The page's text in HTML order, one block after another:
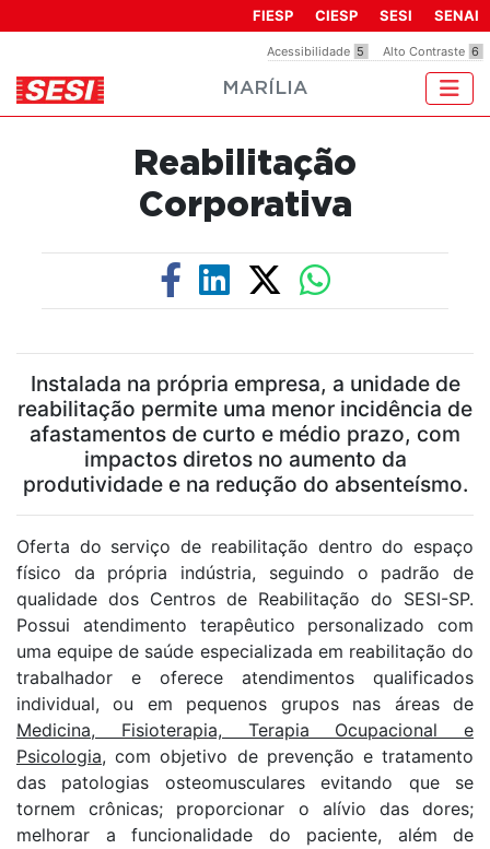
inclui
um
Acessibilidade 5 Alto Contraste 6
FIESP CIESP SESI SENAI
MARÍLIA
Reabilitação
Corporativa
Instalada na própria empresa, a unidade de
reabilitação permite uma menor incidência de
afastamentos de curto e médio prazo, com
impactos diretos no aumento da
produtividade e na redução do absenteísmo.
Oferta do serviço de reabilitação dentro do espaço
físico da própria indústria, seguindo o padrão de
qualidade dos Centros de Reabilitação do SESI-SP.
Possui atendimento terapêutico personalizado com
uma equipe de saúde especializada em reabilitação do
trabalhador e oferece atendimentos qualificados
individual, ou em pequenos grupos nas áreas de
Medicina, Fisioterapia, Terapia Ocupacional e
Psicologia, com objetivo de prevenção e tratamento
das patologias osteomusculares evitando que se
tornem crônicas; proporcionar o alívio das dores;
melhorar a funcionalidade do paciente, além de